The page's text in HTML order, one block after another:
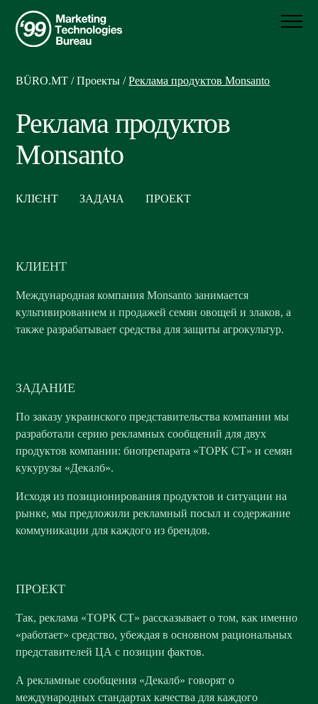
BÜRO.MT /Проекты /Реклама продуктов Monsanto
Реклама продуктов
Monsanto
КЛІЄНТ ЗАДАЧА ПРОЕКТ
КЛИЕНТ
Международная компания Monsanto занимается
культивированием и продажей семян овощей и злаков, а
также разрабатывает средства для защиты агрокультур.
ЗАДАНИЕ
По заказу украинского представительства компании мы
разработали серию рекламных сообщений для двух
продуктов компании: биопрепарата «ТОРК СТ» и семян
кукурузы «Декалб».
Исходя из позиционирования продуктов и ситуации на
рынке, мы предложили рекламный посыл и содержание
коммуникации для каждого из брендов.
ПРОЕКТ
Так, реклама «ТОРК СТ» рассказывает о том, как именно
«работает» средство, убеждая в основном рациональных
представителей ЦА с позиции фактов.
А рекламные сообщения «Декалб» говорят о
международных стандартах качества для каждого